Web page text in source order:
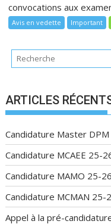
convocations aux
Avis en vedette Important
ARTICLES
Candidature Master
Candidature MCAEE 25-
Candidature MAMO 25-26
Candidature MCMAN 25-
Appel à la pré-